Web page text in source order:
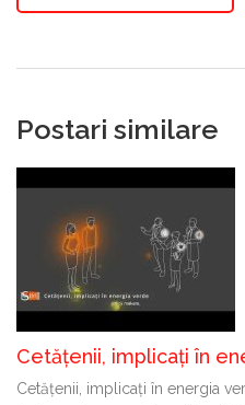
Postari similare
Cetățenii, implicați în
Cetățenii, implicați în energia